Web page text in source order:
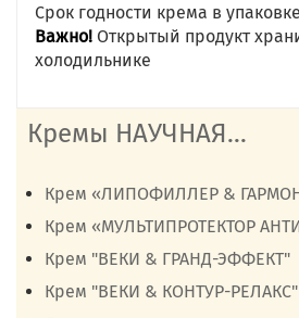
Срок годности крема в
Важно! Открытый продукт
холодильнике
Кремы НАУЧНАЯ...
Крем «ЛИПОФИЛЛЕР &
Крем «МУЛЬТИПРОТЕКТОР
Крем "ВЕКИ & ГРАНД-ЭФФЕКТ"
Крем "ВЕКИ & КОНТУР-РЕЛАКС"